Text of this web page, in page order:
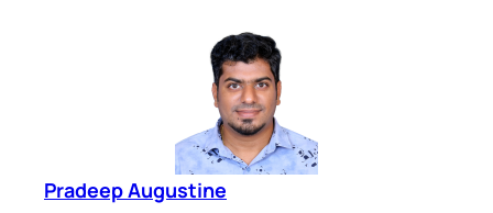
Pradeep Augustine